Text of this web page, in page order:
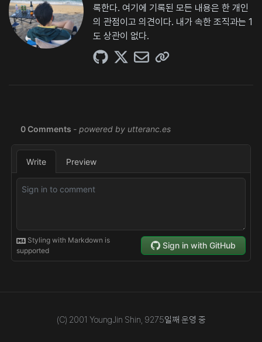
록한다. 여기에 기록된 모든 내용은 한 개인
의 관점이고 의견이다. 내가 속한 조직과는 1
도 상관이 없다.
(C) 2001 YoungJin Shin, 9275일째 운영 중